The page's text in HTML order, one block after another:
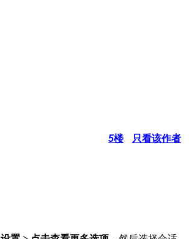
5楼 只看该作者